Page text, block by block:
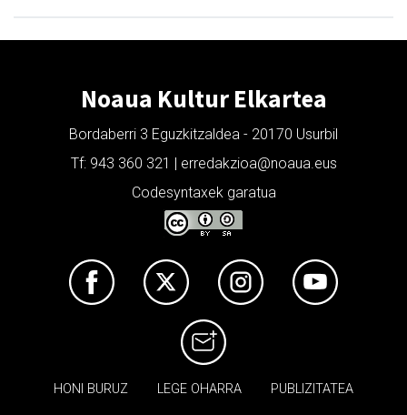
Noaua Kultur Elkartea
Bordaberri 3 Eguzkitzaldea - 20170 Usurbil
Tf: 943 360 321 | erredakzioa@noaua.eus
Codesyntaxek garatua
HONI BURUZ LEGE OHARRA PUBLIZITATEA